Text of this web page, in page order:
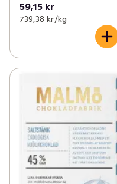
59,15 kr
739,38 kr /kg